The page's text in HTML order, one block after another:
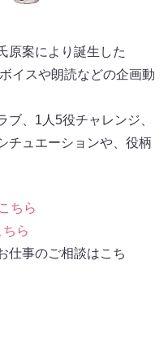
原案により誕生した
イスや朗読などの企画動
、1人5役チャレンジ、
チュエーションや、役柄
こちら
ちら
仕事のご相談はこち